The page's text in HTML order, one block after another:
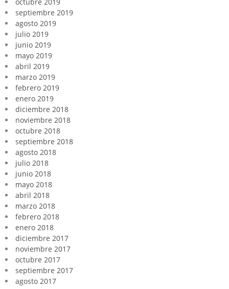
septiembre 2019
agosto 2019
julio 2019
junio 2019
mayo 2019
abril 2019
marzo 2019
febrero 2019
enero 2019
diciembre 2018
noviembre 2018
octubre 2018
septiembre 2018
agosto 2018
julio 2018
junio 2018
mayo 2018
abril 2018
marzo 2018
febrero 2018
enero 2018
diciembre 2017
noviembre 2017
octubre 2017
septiembre 2017
agosto 2017